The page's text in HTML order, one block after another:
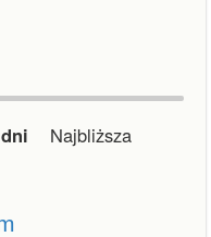
Najbliższa